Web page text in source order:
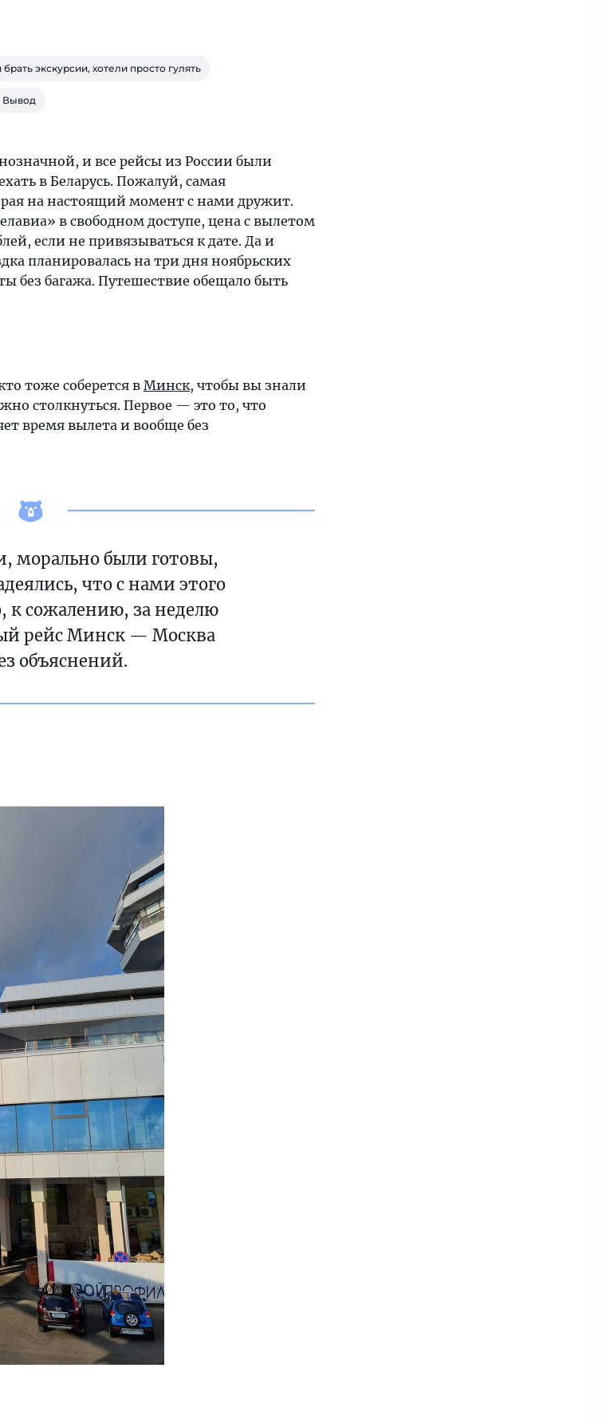
экскурсии, хотели просто гулять
Вывод
и все рейсы из России были
в Беларусь. Пожалуй, самая
на настоящий момент с нами дружит.
в свободном доступе, цена с вылетом
если не привязываться к дате. Да и
планировалась на три дня ноябрьских
без багажа. Путешествие обещало быть
тоже соберется вМинск, чтобы вы знали
столкнуться. Первое — это то, что
время вылета и вообще без
морально были готовы,
что с нами этого
к сожалению, за неделю
рейс Минск — Москва
объяснений.